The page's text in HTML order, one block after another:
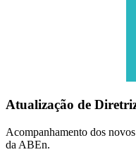
Atualização de
Acompanhamento dos
da ABEn.